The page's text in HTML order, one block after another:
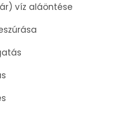
víz aláöntése